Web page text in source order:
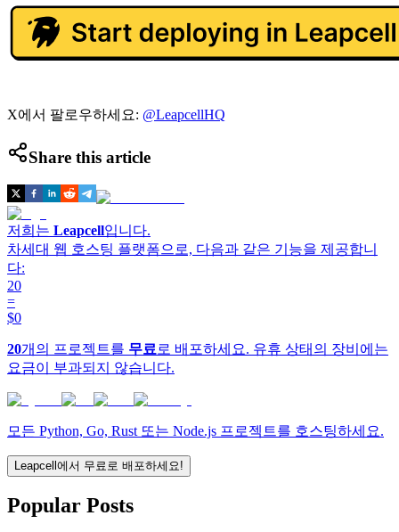
X에서 팔로우하세요: @LeapcellHQ
Share this article
저희는 Leapcell입니다.
차세대 웹 호스팅 플랫폼으로, 다음과 같은 기능을 제공합니
다:
20
=
$0
20개의 프로젝트를 무료 로 배포하세요. 유휴 상태의 장비에는
요금이 부과되지 않습니다.
모든 Python, Go, Rust 또는 Node.js 프로젝트를 호스팅하세요.
Leapcell에서 무료로 배포하세요!
Popular Posts